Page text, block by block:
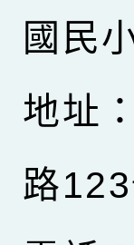
國民
地址
路